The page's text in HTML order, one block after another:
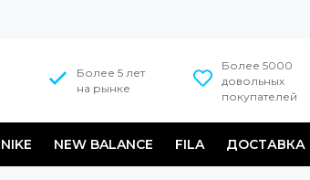
Более 5 лет
на рынке
Более 5000
довольных
покупателей
NIKE NEW BALANCE FILA ДОСТАВКА